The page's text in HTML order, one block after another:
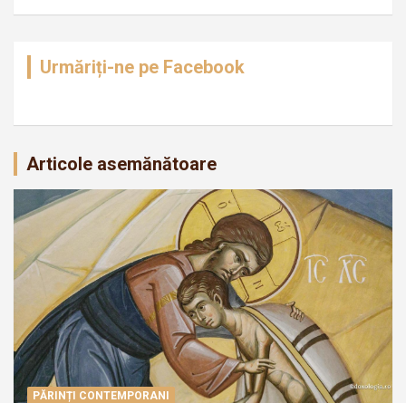
Urmăriți-ne pe Facebook
Articole asemănătoare
PĂRINȚI CONTEMPORANI